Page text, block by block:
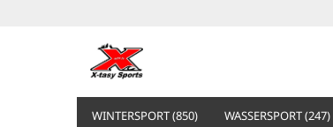
WINTERSPORT (850) WASSERSPORT (247)